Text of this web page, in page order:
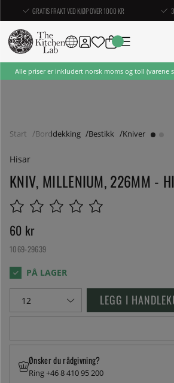
GRATIS FRAKT VED KJØP OVER 1000 KR
Alle priser er inkludert norsk moms og toll (varene
Start Borddekking Bestikk Kniver
Hisar
KNIV, MILLENIUM, 226MM -
60 kr
1069-29639
LEGG I
Ønsker du rådgivning?
Ring +46 8 410 95 200